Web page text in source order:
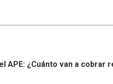
APE: ¿Cuánto van a cobrar